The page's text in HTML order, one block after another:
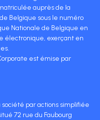
auprès de la
Belgique sous le numéro
Nationale de Belgique en
électronique, exerçant en
est émise par
par actions simplifiée
72 rue du Faubourg